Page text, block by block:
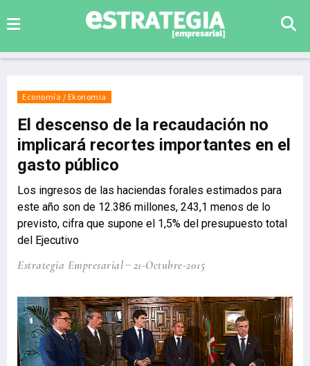
Economía / Ekonomia
El descenso de la recaudación no
implicará recortes importantes en el
gasto público
Los ingresos de las haciendas forales estimados para
este año son de 12.386 millones, 243,1 menos de lo
previsto, cifra que supone el 1,5% del presupuesto total
del Ejecutivo
Estrategia Empresarial 21-Octubre-2015